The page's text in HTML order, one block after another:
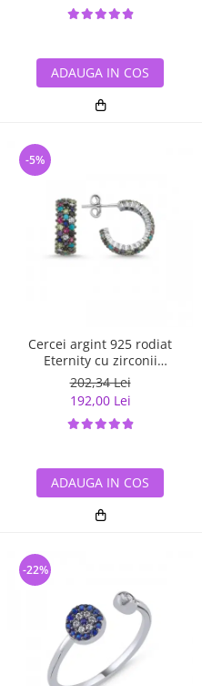
ADAUGA IN COS
Cercei argint 925 rodiat
Eternity cu zirconii
multicolore ETU0028
202,34 Lei
192,00 Lei
-5%
ADAUGA IN COS
-22%